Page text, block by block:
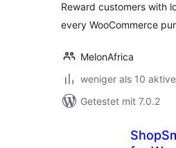
Reward customers with
every WooCommerce
MelonAfrica
weniger als 10
Getestet mit 7.0.2